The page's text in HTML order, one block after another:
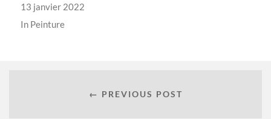
13 janvier 2022
In Peinture
← PREVIOUS POST